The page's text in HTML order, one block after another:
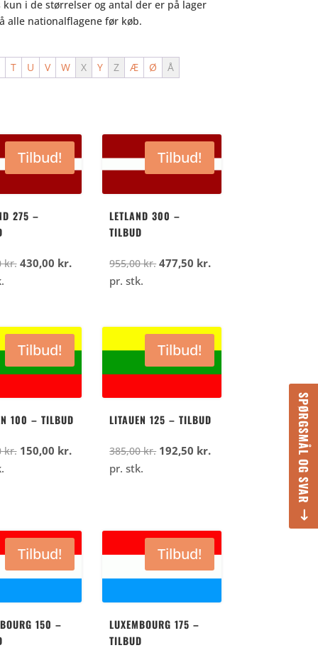
SPØRGSMÅL OG SVAR
i de størrelser og antal der er på lager
alle nationalflagene før køb.
T U V W X Y Z Æ Ø Å
Tilbud!
275 –
kr. Den
860,00
kr..
430,00 kr.Den
aktuelle
430,00
kr..
Tilbud!
LETLAND 300 –
TILBUD
955,00kr. Den
955,00
kr..
477,50 kr.
477,50
kr..
pr. stk.
Tilbud!
100 – TILBUD
kr. Den
kr..
150,00 kr.Den
aktuelle
kr..
Tilbud!
LITAUEN 125 – TILBUD
385,00kr. Den
kr..
192,50 kr.Den
kr..
pr. stk.
Tilbud!
150 –
Tilbud!
LUXEMBOURG 175 –
TILBUD